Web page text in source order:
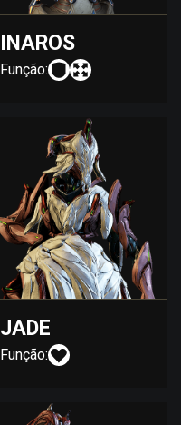
INAROS
Função:
JADE
Função: